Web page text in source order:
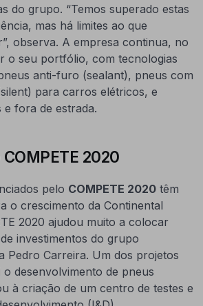
do grupo. “Temos superado estas
mas há limites ao que
observa. A empresa continua, no
o seu portfólio, com tecnologias
anti-furo (sealant), pneus com
para carros elétricos, e
fora de estrada.
2020
pelo COMPETE 2020 têm
o crescimento da Continental
2020 ajudou muito a colocar
investimentos do grupo
Pedro Carreira. Um dos projetos
desenvolvimento de pneus
à criação de um centro de testes e